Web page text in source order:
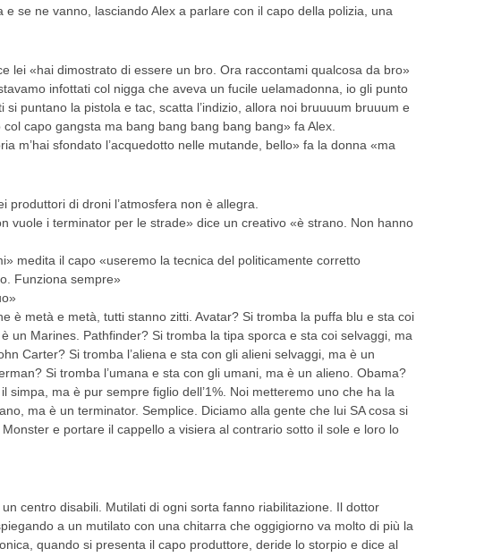
e se ne vanno, lasciando Alex a parlare con il capo della polizia, una
lei «hai dimostrato di essere un bro. Ora raccontami qualcosa da bro»
infottati col nigga che aveva un fucile uelamadonna, io gli punto
si puntano la pistola e tac, scatta l’indizio, allora noi bruuuum bruuum e
col capo gangsta ma bang bang bang bang bang» fa Alex.
m’hai sfondato l’acquedotto nelle mutande, bello» fa la donna «ma
produttori di droni l’atmosfera non è allegra.
vuole i terminator per le strade» dice un creativo «è strano. Non hanno
medita il capo «useremo la tecnica del politicamente corretto
Funziona sempre»
è metà e metà, tutti stanno zitti. Avatar? Si tromba la puffa blu e sta coi
un Marines. Pathfinder? Si tromba la tipa sporca e sta coi selvaggi, ma
Carter? Si tromba l’aliena e sta con gli alieni selvaggi, ma è un
Si tromba l’umana e sta con gli umani, ma è un alieno. Obama?
il simpa, ma è pur sempre figlio dell’1%. Noi metteremo uno che ha la
ma è un terminator. Semplice. Diciamo alla gente che lui SA cosa si
e portare il cappello a visiera al contrario sotto il sole e loro lo
centro disabili. Mutilati di ogni sorta fanno riabilitazione. Il dottor
a un mutilato con una chitarra che oggigiorno va molto di più la
quando si presenta il capo produttore, deride lo storpio e dice al